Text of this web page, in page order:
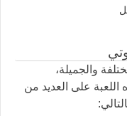
والجميلة،
اللعبة على العديد من